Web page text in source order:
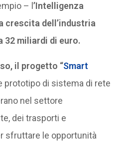
– l ’Intelligenza
crescita dell’industria
32 miliardi di euro.
il progetto “Smart
prototipo di sistema di rete
nel settore
dei trasporti e
sfruttare le opportunità